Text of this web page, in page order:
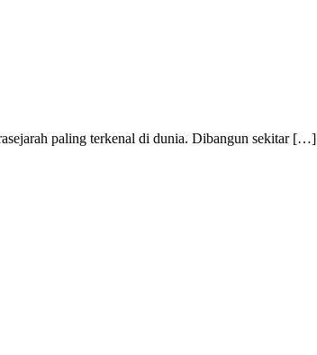
paling terkenal di dunia. Dibangun sekitar […]